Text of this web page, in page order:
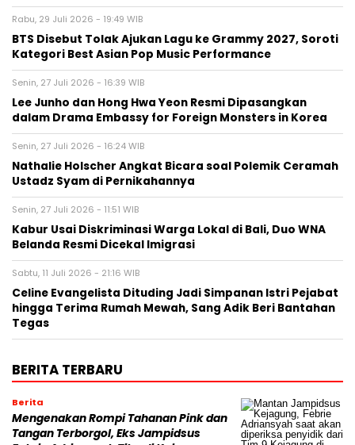
Rabu, 29 Juli 2026 - 19:49 WIB
BTS Disebut Tolak Ajukan Lagu ke Grammy 2027, Soroti
Kategori Best Asian Pop Music Performance
Senin, 27 Juli 2026 - 16:39 WIB
Lee Junho dan Hong Hwa Yeon Resmi Dipasangkan
dalam Drama Embassy for Foreign Monsters in Korea
Senin, 27 Juli 2026 - 16:24 WIB
Nathalie Holscher Angkat Bicara soal Polemik Ceramah
Ustadz Syam di Pernikahannya
Senin, 27 Juli 2026 - 11:51 WIB
Kabur Usai Diskriminasi Warga Lokal di Bali, Duo WNA
Belanda Resmi Dicekal Imigrasi
Sabtu, 11 Juli 2026 - 21:16 WIB
Celine Evangelista Dituding Jadi Simpanan Istri Pejabat
hingga Terima Rumah Mewah, Sang Adik Beri Bantahan
Tegas
BERITA TERBARU
Berita
Mengenakan Rompi Tahanan Pink dan
Tangan Terborgol, Eks Jampidsus